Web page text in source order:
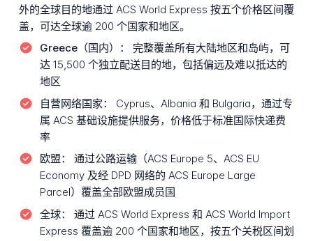
外的全球目的地通过 ACS World Express 按五个价格区间覆
盖，可达全球逾 200 个国家和地区。
Greece（国内）：
完整覆盖所有大陆地区和岛屿，可
达 15,500 个独立配送目的地，包括偏远及难以抵达的
地区
自营网络国家：
Cyprus、Albania 和 Bulgaria，通过专
属 ACS 基础设施提供服务，价格低于标准国际快递费
率
欧盟：
通过公路运输（ACS Europe 5、ACS EU
Economy 及经 DPD 网络的 ACS Europe Large
Parcel）覆盖全部欧盟成员国
全球：
通过 ACS World Express 和 ACS World Import
Express 覆盖逾 200 个国家和地区，按五个关税区间划